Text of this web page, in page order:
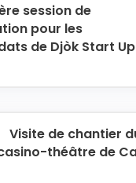
session de
pour les
de Djòk Start Up
Visite de chantier
théâtre de